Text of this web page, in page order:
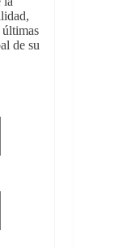
de su